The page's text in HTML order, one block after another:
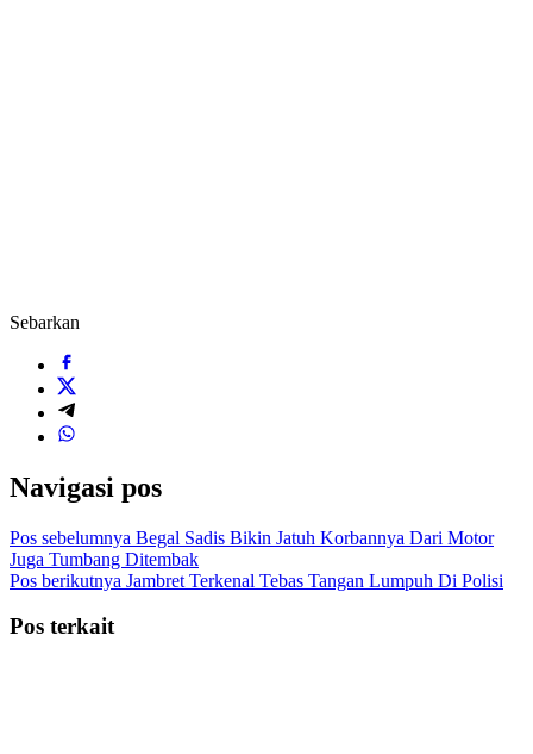
Sebarkan
Navigasi pos
Pos sebelumnya Begal Sadis Bikin Jatuh Korbannya Dari Motor
Juga Tumbang Ditembak
Pos berikutnya Jambret Terkenal Tebas Tangan Lumpuh Di Polisi
Pos terkait